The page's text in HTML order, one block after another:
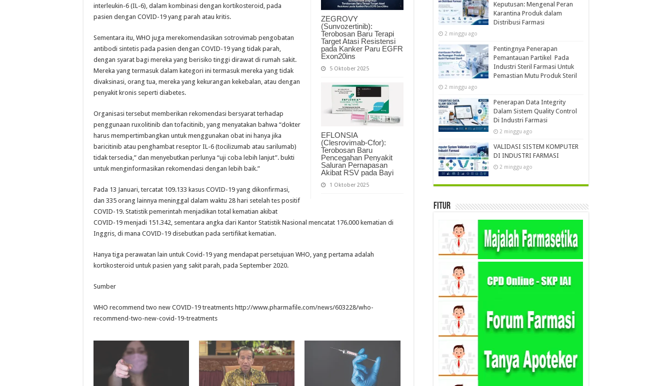
ZEGROVY
(Sunvozertinib):
Terobosan Baru Terapi
Target Atasi Resistensi
pada Kanker Paru EGFR
Exon20ins
5 Oktober 2025
EFLONSIA
(Clesrovimab-Cfor):
Terobosan Baru
Pencegahan Penyakit
Saluran Pernapasan
Akibat RSV pada Bayi
1 Oktober 2025
interleukin-6 (IL-6), dalam kombinasi dengan kortikosteroid, pada
pasien dengan COVID-19 yang parah atau kritis.
Sementara itu, WHO juga merekomendasikan sotrovimab pengobatan
antibodi sintetis pada pasien dengan COVID-19 yang tidak parah,
dengan syarat bagi mereka yang berisiko tinggi dirawat di rumah sakit.
Mereka yang termasuk dalam kategori ini termasuk mereka yang tidak
divaksinasi, orang tua, mereka yang kekurangan kekebalan, atau dengan
penyakit kronis seperti diabetes.
Organisasi tersebut memberikan rekomendasi bersyarat terhadap
penggunaan ruxolitinib dan tofacitinib, yang menyatakan bahwa “dokter
harus mempertimbangkan untuk menggunakan obat ini hanya jika
baricitinib atau penghambat reseptor IL-6 (tocilizumab atau sarilumab)
tidak tersedia,” dan menyebutkan perlunya “uji coba lebih lanjut”. bukti
untuk menginformasikan rekomendasi dengan lebih baik.”
Pada 13 Januari, tercatat 109.133 kasus COVID-19 yang dikonfirmasi,
dan 335 orang lainnya meninggal dalam waktu 28 hari setelah tes positif
COVID-19. Statistik pemerintah menjadikan total kematian akibat
COVID-19 menjadi 151.342, sementara angka dari Kantor Statistik Nasional mencatat 176.000 kematian di
Inggris, di mana COVID-19 disebutkan pada sertifikat kematian.
Hanya tiga perawatan lain untuk Covid-19 yang mendapat persetujuan WHO, yang pertama adalah
kortikosteroid untuk pasien yang sakit parah, pada September 2020.
Sumber
WHO recommend two new COVID-19 treatments http://www.pharmafile.com/news/603228/who-
recommend-two-new-covid-19-treatments
Keputusan: Mengenal Peran
Karantina Produk dalam
Distribusi Farmasi
2 minggu ago
Pentingnya Penerapan
Pemantauan Partikel Pada
Industri Steril Farmasi Untuk
Pemastian Mutu Produk Steril
2 minggu ago
Penerapan Data Integrity
Dalam Sistem Quality Control
Di Industri Farmasi
2 minggu ago
VALIDASI SISTEM KOMPUTER
DI INDUSTRI FARMASI
2 minggu ago
Fitur